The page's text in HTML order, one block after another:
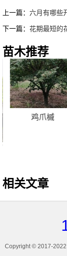
上一篇：六月有哪些
下一篇：花期最短的
苗木推荐
丛生元宝枫
相关文章
Copyright © 2017-2022